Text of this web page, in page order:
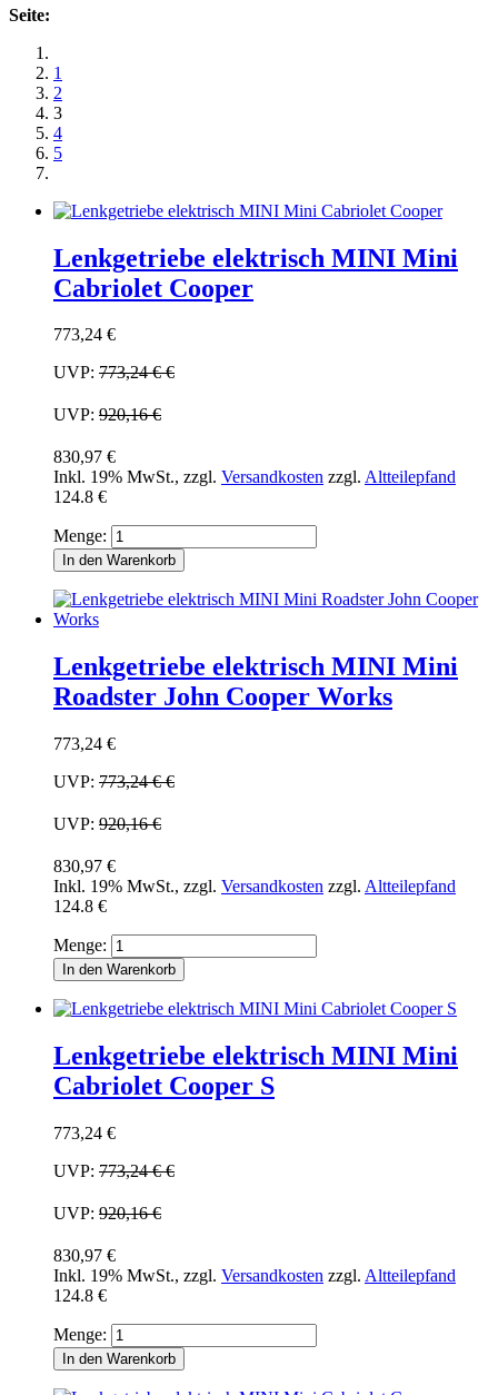
Seite:
1
2
3
4
5
Lenkgetriebe elektrisch MINI Mini
Cabriolet Cooper
773,24 €
UVP: 773,24 €€
UVP: 920,16 €
830,97 €
Inkl. 19% MwSt., zzgl. Versandkosten zzgl. Altteilepfand
124.8 €
Menge:
In den Warenkorb
Lenkgetriebe elektrisch MINI Mini
Roadster John Cooper Works
773,24 €
UVP: 773,24 €€
UVP: 920,16 €
830,97 €
Inkl. 19% MwSt., zzgl. Versandkosten zzgl. Altteilepfand
124.8 €
Menge:
In den Warenkorb
Lenkgetriebe elektrisch MINI Mini
Cabriolet Cooper S
773,24 €
UVP: 773,24 €€
UVP: 920,16 €
830,97 €
Inkl. 19% MwSt., zzgl. Versandkosten zzgl. Altteilepfand
124.8 €
Menge:
In den Warenkorb